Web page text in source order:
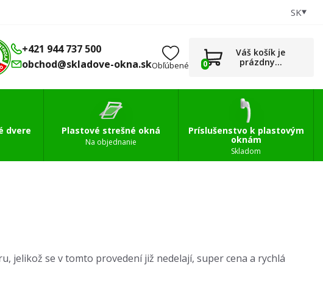
0
SK
+421 944 737 500
obchod@skladove-okna.skObľúbené 0
Váš košík je
prázdny...
dvere Plastové strešné okná
Na objednanie
Príslušenstvo k plastovým
oknám
Skladom
jelikož se v tomto provedení již nedelají, super cena a rychlá